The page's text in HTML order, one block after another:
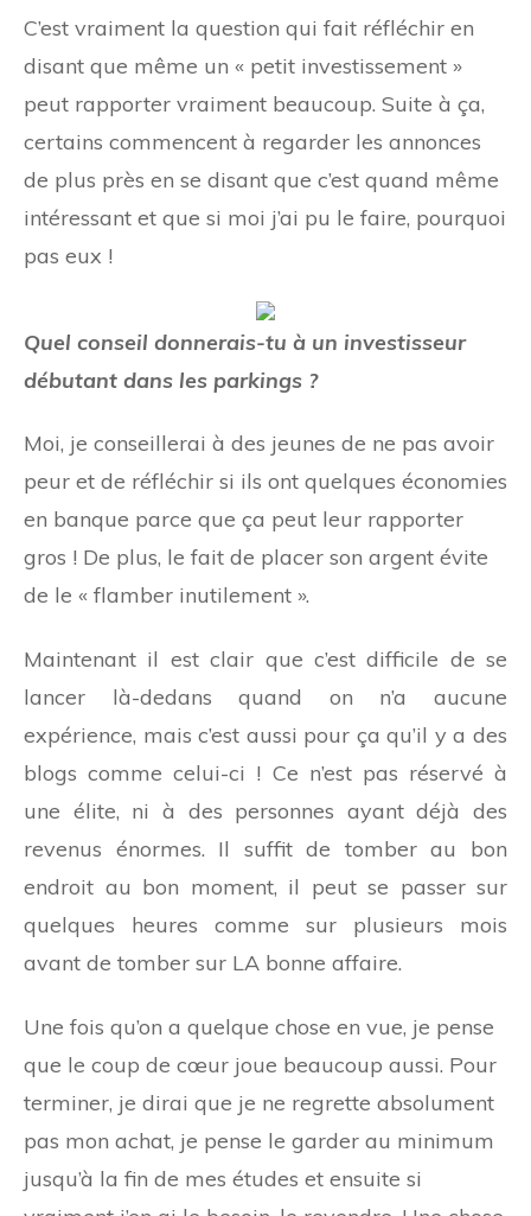
C’est vraiment la question qui fait réfléchir en
disant que même un « petit investissement »
peut rapporter vraiment beaucoup. Suite à ça,
certains commencent à regarder les annonces
de plus près en se disant que c’est quand même
intéressant et que si moi j’ai pu le faire, pourquoi
pas eux !
Quel conseil donnerais-tu à un investisseur
débutant dans les parkings ?
Moi, je conseillerai à des jeunes de ne pas avoir
peur et de réfléchir si ils ont quelques économies
en banque parce que ça peut leur rapporter
gros ! De plus, le fait de placer son argent évite
de le « flamber inutilement ».
Maintenant il est clair que c’est difficile de se
lancer là-dedans quand on n’a aucune
expérience, mais c’est aussi pour ça qu’il y a des
blogs comme celui-ci ! Ce n’est pas réservé à
une élite, ni à des personnes ayant déjà des
revenus énormes. Il suffit de tomber au bon
endroit au bon moment, il peut se passer sur
quelques heures comme sur plusieurs mois
avant de tomber sur LA bonne affaire.
Une fois qu’on a quelque chose en vue, je pense
que le coup de cœur joue beaucoup aussi. Pour
terminer, je dirai que je ne regrette absolument
pas mon achat, je pense le garder au minimum
jusqu’à la fin de mes études et ensuite si